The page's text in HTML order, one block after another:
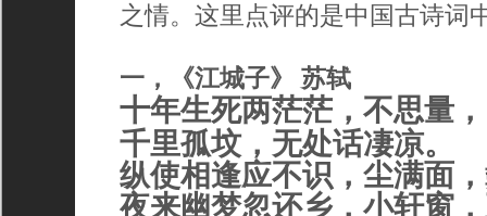
之情。这里点评的是中国古诗词
一，《江城子》 苏轼
十年生死两茫茫，不思量
千里孤坟，无处话凄凉。
纵使相逢应不识，尘满面
夜来幽梦忽还乡，小轩窗